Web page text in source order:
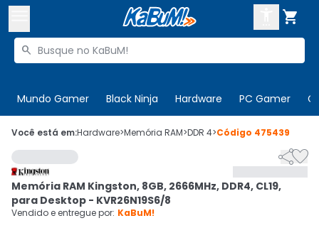

Buscar produtos

Mundo Gamer Black Ninja Hardware PC Gamer
 Olá. Acesse sua conta
 Departamentos
Cupons
CADASTRE-SE
Você está em:Hardware>Memória RAM>DDR 4>Código 475439

Memória RAM Kingston, 8GB, 2666MHz, DDR4, CL19,
para Desktop - KVR26N19S6/8
Vendido e entregue por: KaBuM!